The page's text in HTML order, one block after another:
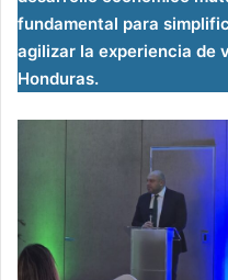
fundamental para
agilizar la experiencia de
Honduras.